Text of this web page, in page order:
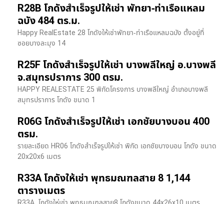
R28B โกดังสำเร็จรูปให้เช่า พัทยา-ท่าเรือแหลม
ฉบัง 484 ตร.ม.
Happy RealEstate 28 โกดังให้เช่าพัทยา-ท่าเรือแหลมฉบัง ตั้งอยู่ที่
ซอยบางละมุง 14
R25F โกดังสำเร็จรูปให้เช่า บางพลีใหญ่ อ.บางพลี
จ.สมุทรปราการ 300 ตรม.
HAPPY REALESTATE 25 พิกัดโครงการ บางพลีใหญ่ อำเภอบางพลี
สมุทรปราการ โกดัง ขนาด 1
R06G โกดังสำเร็จรูปให้เช่า เอกชัยบางบอน 400
ตรม.
รายละเอียด HR06 โกดังสำเร็จรูปให้เช่า พิกัด เอกชัยบางบอน โกดัง ขนาด
20x20x6 เมตร
R33A โกดังให้เช่า พุทธมณฑลสาย 8 1,144
ตารางเมตร